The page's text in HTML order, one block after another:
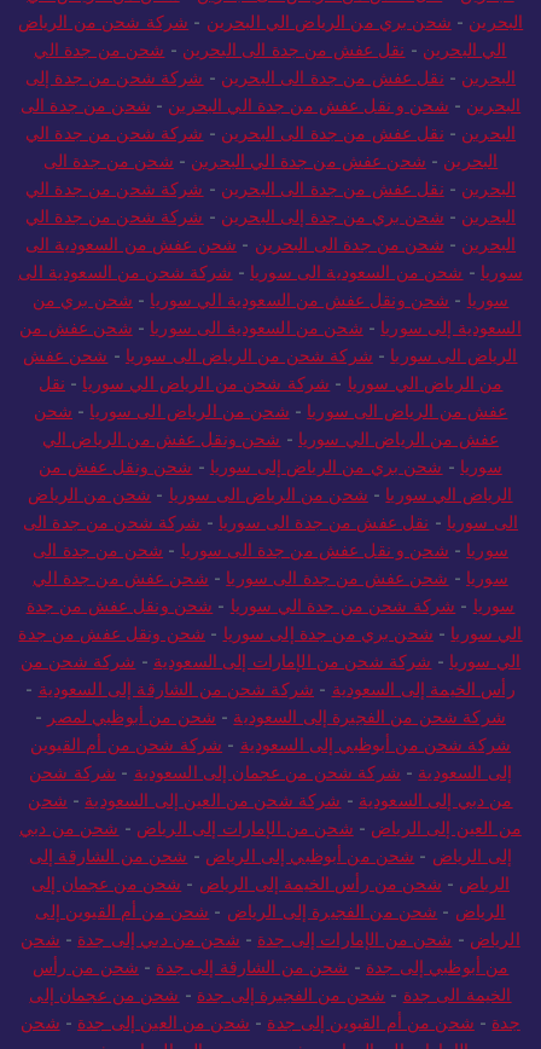
- نقل عفش من الرياض الى البحرين - شحن من الرياض الي
البحرين- شحن بري من الرياض الي البحرين
شركة شحن من الرياض
الي البحرين
-نقل عفش من جدة الى البحرين -شحن من جدة الي
البحرين
نقل عفش من جدة الى البحرين -
شركة شحن من جدة إلى
البحرين
شحن و نقل عفش من جدة الي البحرين- شحن من جدة الى
البحرين
نقل عفش من جدة الى البحرين
شركة شحن من جدة الي
-شحن عفش من جدة الي البحرين -شحن من جدة الى
البحرين
نقل عفش من جدة الى البحرين
شركة شحن من جدة الي
البحرين
شحن بري من جدة إلى البحرين
شركة شحن من جدة الي
البحرين
- شحن من جدة الى البحرين -
شحن عفش من السعودية الى
- شحن من السعودية الى سوريا -شركة شحن من السعودية الى
-شحن ونقل عفش من السعودية الي سوريا
شحن بري من
السعودية إلى سوريا
- شحن من السعودية الى سوريا
شحن عفش من
الرياض الى سوريا
شركة شحن من الرياض الى سوريا
شحن عفش
من الرياض الي سوريا
شركة شحن من الرياض الي سوريا -نقل
عفش من الرياض الى سوريا
- شحن من الرياض الى سوريا
شحن
عفش من الرياض الي سوريا
شحن ونقل عفش من الرياض الي
سوريا
- شحن بري من الرياض إلى سوريا
شحن ونقل عفش من
الرياض الي سوريا -شحن من الرياض الى سوريا-
شحن من الرياض
الى سوريا
- نقل عفش من جدة الى سوريا
شركة شحن من جدة الى
سوريا
شحن و نقل عفش من جدة الى سوريا
شحن من جدة الى
سوريا
-شحن عفش من جدة الى سوريا
شحن عفش من جدة الي
سوريا
شركة شحن من جدة الي سوريا -
شحن ونقل عفش من جدة
الي سوريا- شحن بري من جدة إلى سوريا -
شحن ونقل عفش من جدة
الي سوريا
- شركة شحن من الإمارات إلى السعودية- شركة شحن من
رأس الخيمة إلى السعودية - شركة شحن من الشارقة إلى السعودية
شركة شحن من الفجيرة إلى السعودية
-شحن من أبوظبي لمصر
شركة شحن من أبوظبي إلى السعودية
-شركة شحن من أم القيوين
إلى السعودية- شركة شحن من عجمان إلى السعودية
شركة شحن
من دبي إلى السعودية
- شركة شحن من العين إلى السعودية
من العين إلى الرياض
شحن من الإمارات إلى الرياض
شحن من دبي
إلى الرياض
شحن من أبوظبي إلى الرياض
شحن من الشارقة إلى
الرياض
شحن من رأس الخيمة إلى الرياض
شحن من عجمان إلى
الرياض
- شحن من الفجيرة إلى الرياض
شحن من أم القيوين إلى
الرياض
-شحن من الإمارات إلى جدة- شحن من دبي إلى جدة
شحن
من أبوظبي إلى جدة
شحن من الشارقة إلى جدة
شحن من رأس
الخيمة الى جدة - شحن من الفجيرة إلى جدة
شحن من عجمان إلى
شحن من أم القيوين إلى جدة شحن من العين إلى جدة